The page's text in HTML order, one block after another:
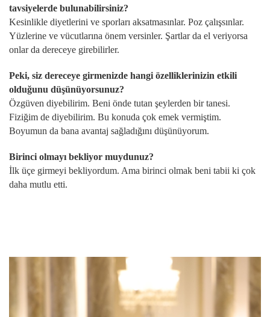
tavsiyelerde bulunabilirsiniz?
Kesinlikle diyetlerini ve sporları aksatmasınlar. Poz çalışsınlar.
Yüzlerine ve vücutlarına önem versinler. Şartlar da el veriyorsa
onlar da dereceye girebilirler.
Peki, siz dereceye girmenizde hangi özelliklerinizin etkili
olduğunu düşünüyorsunuz?
Özgüven diyebilirim. Beni önde tutan şeylerden bir tanesi.
Fiziğim de diyebilirim. Bu konuda çok emek vermiştim.
Boyumun da bana avantaj sağladığını düşünüyorum.
Birinci olmayı bekliyor muydunuz?
İlk üçe girmeyi bekliyordum. Ama birinci olmak beni tabii ki çok
daha mutlu etti.